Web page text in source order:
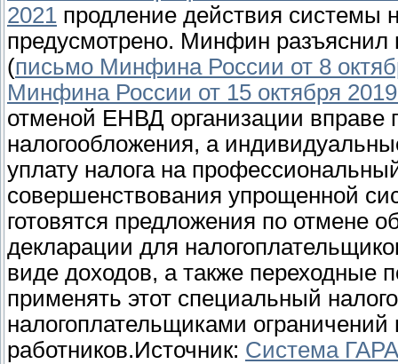
2021 продление действия системы
предусмотрено. Минфин разъяснил
(письмо Минфина России от 8
Минфина России от 15 октября
отменой ЕНВД организации вправе
налогообложения, а
уплату налога на
совершенствования упрощенной
готовятся предложения по отмене
декларации для
виде доходов, а также переходные
применять этот специальный
налогоплательщиками
работников.Источник: Система